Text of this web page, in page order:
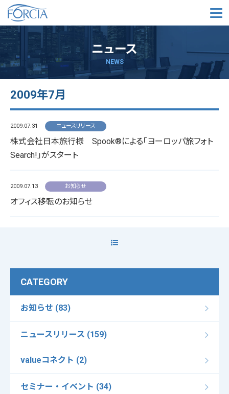
メ
ニュース
NEWS
2009年7月
2009.07.31 ニュースリリース
株式会社日本旅行様 Spook®による「ヨーロッパ旅フォト
Search!」がスタート
2009.07.13 お知らせ
オフィス移転のお知らせ
CATEGORY
お知らせ (83)
ニュースリリース (159)
valueコネクト (2)
セミナー・イベント (34)